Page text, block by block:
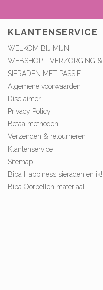
KLANTENSERVICE
WELKOM BIJ MIJN
WEBSHOP - VERZORGING &
SIERADEN MET PASSIE
Algemene voorwaarden
Disclaimer
Privacy Policy
Betaalmethoden
Verzenden & retourneren
Klantenservice
Sitemap
Biba Happiness sieraden en ik!
Biba Oorbellen materiaal